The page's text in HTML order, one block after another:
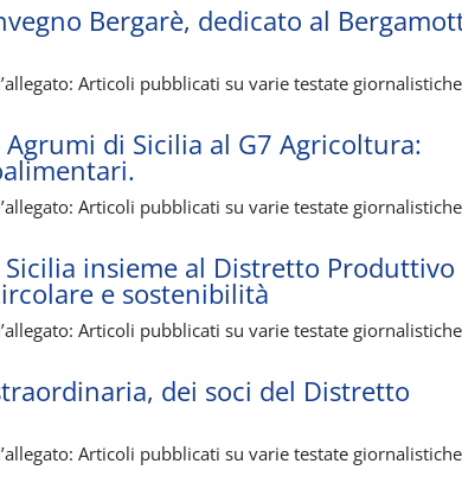
Bergarè, dedicato al
Articoli pubblicati su varie testate giornalistiche
di Sicilia al G7 Agricoltura:
Articoli pubblicati su varie testate giornalistiche
insieme al Distretto Produttivo
e sostenibilità
Articoli pubblicati su varie testate giornalistiche
dei soci del Distretto
Articoli pubblicati su varie testate giornalistiche